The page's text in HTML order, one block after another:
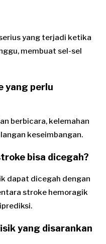
yang terjadi ketika
membuat sel-sel
yang perlu
berbicara, kelemahan
keseimbangan.
bisa dicegah?
dapat dicegah dengan
stroke hemoragik
yang disarankan